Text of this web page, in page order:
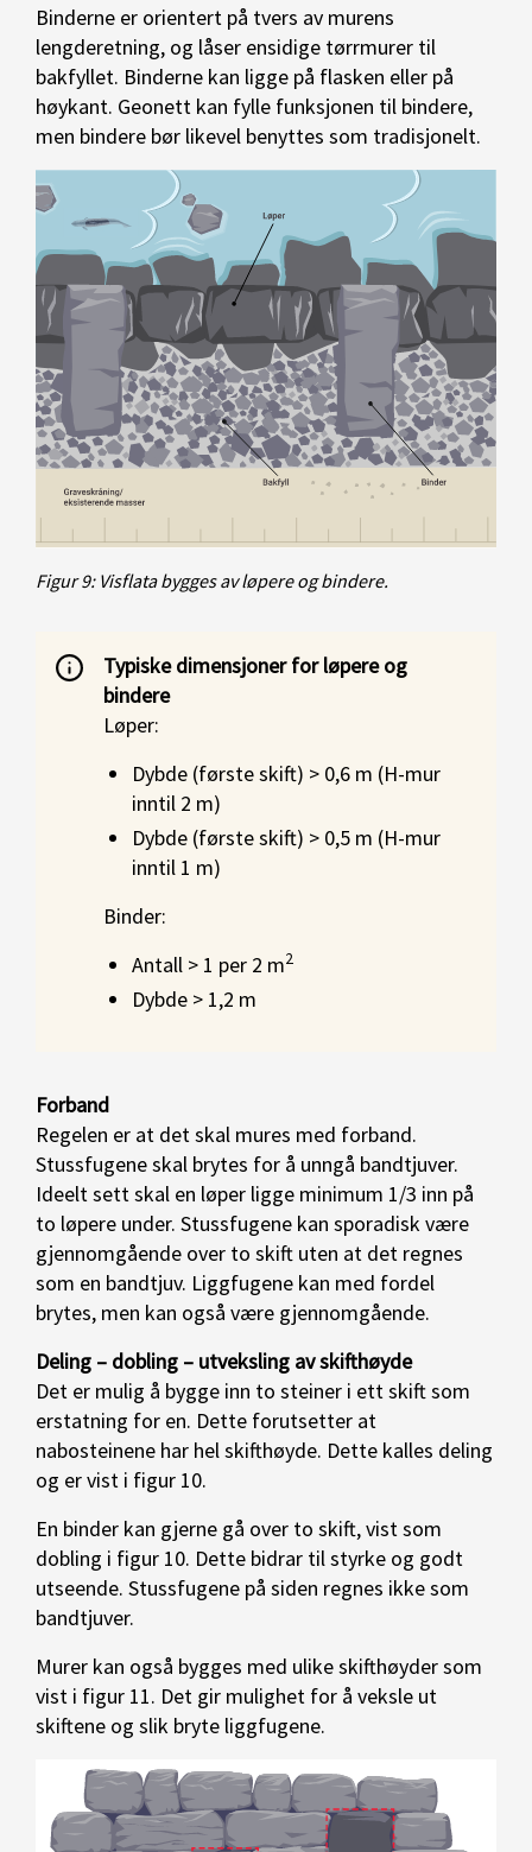
Binderne er orientert på tvers av murens
lengderetning, og låser ensidige tørrmurer til
bakfyllet. Binderne kan ligge på flasken eller på
høykant. Geonett kan fylle funksjonen til bindere,
men bindere bør likevel benyttes som tradisjonelt.
Figur 9: Visflata bygges av løpere og bindere.
Typiske dimensjoner for løpere og
bindere
Løper:
Dybde (første skift) > 0,6 m (H-mur
inntil 2 m)
Dybde (første skift) > 0,5 m (H-mur
inntil 1 m)
Binder:
Antall > 1 per 2 m2
Dybde > 1,2 m
Forband
Regelen er at det skal mures med forband.
Stussfugene skal brytes for å unngå bandtjuver.
Ideelt sett skal en løper ligge minimum 1/3 inn på
to løpere under. Stussfugene kan sporadisk være
gjennomgående over to skift uten at det regnes
som en bandtjuv. Liggfugene kan med fordel
brytes, men kan også være gjennomgående.
Deling – dobling – utveksling av skifthøyde
Det er mulig å bygge inn to steiner i ett skift som
erstatning for en. Dette forutsetter at
nabosteinene har hel skifthøyde. Dette kalles deling
og er vist i figur 10.
En binder kan gjerne gå over to skift, vist som
dobling i figur 10. Dette bidrar til styrke og godt
utseende. Stussfugene på siden regnes ikke som
bandtjuver.
Murer kan også bygges med ulike skifthøyder som
vist i figur 11. Det gir mulighet for å veksle ut
skiftene og slik bryte liggfugene.